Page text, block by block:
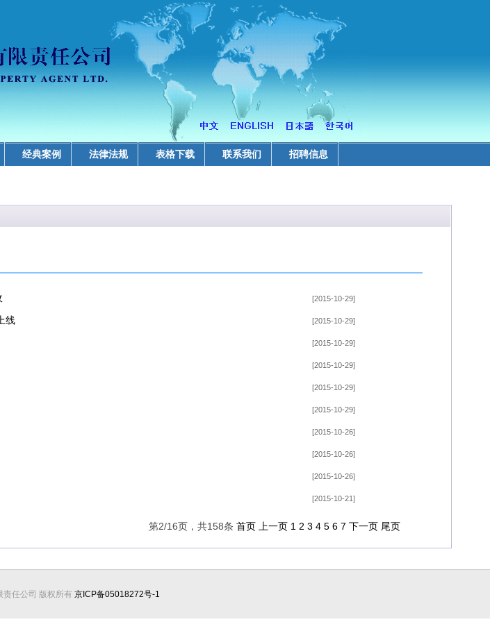
经典案例 法律法规 表格下载 联系我们 招聘信息
[2015-10-29]
线 [2015-10-29]
[2015-10-29]
[2015-10-29]
[2015-10-29]
[2015-10-29]
[2015-10-26]
[2015-10-26]
[2015-10-26]
[2015-10-21]
第2/16页，共158条 首页 上一页 1 2 3 4 5 6 7 下一页 尾页
责任公司 版权所有 京ICP备05018272号-1